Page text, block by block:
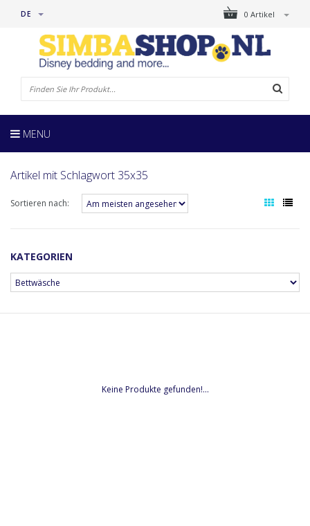
0 Artikel
DE
MENU
Artikel mit Schlagwort 35x35
Sortieren nach:
KATEGORIEN
Keine Produkte gefunden!...